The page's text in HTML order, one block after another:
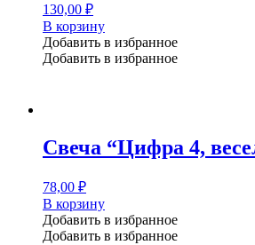
130,00 ₽
В корзину
Добавить в избранное
Добавить в избранное
Свеча “Цифра 4,
78,00 ₽
В корзину
Добавить в избранное
Добавить в избранное